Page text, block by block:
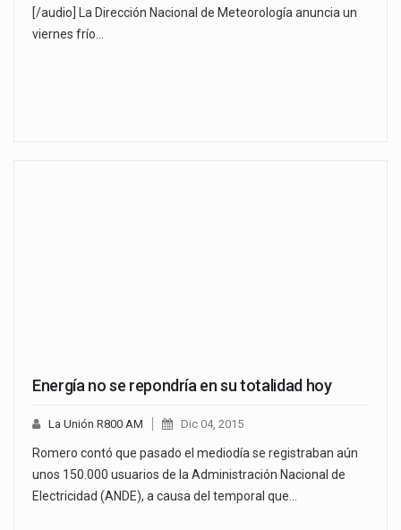
[/audio] La Dirección Nacional de Meteorología anuncia un
viernes frío…
Energía no se repondría en su totalidad hoy
La Unión R800 AM Dic 04, 2015
Romero contó que pasado el mediodía se registraban aún
unos 150.000 usuarios de la Administración Nacional de
Electricidad (ANDE), a causa del temporal que…